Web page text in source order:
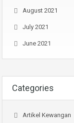
August 2021
July 2021
June 2021
Categories
Artikel Kewangan